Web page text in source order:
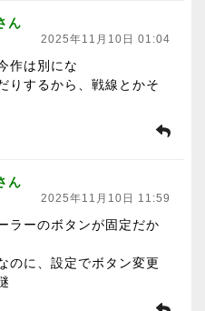
ん
2025年11月10日 01:04
作は別にな
りするから、戦線とかそ
ん
2025年11月10日 11:59
ラーのボタンが固定だか
のに、設定でボタン変更